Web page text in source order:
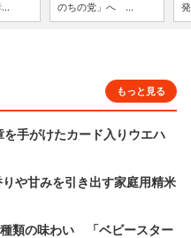
のちの党」へ ...
もっと見る
手がけたカード入りウエハ
や甘みを引き出す家庭用精米
種類の味わい 「ベビースター